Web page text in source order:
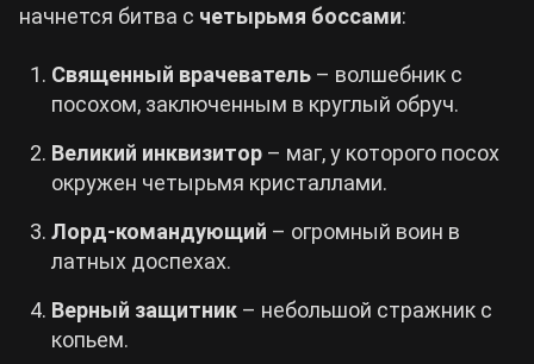
начнется битва с четырьмя боссами:
Священный врачеватель – волшебник с
посохом, заключенным в круглый обруч.
Великий инквизитор – маг, у которого посох
окружен четырьмя кристаллами.
Лорд-командующий – огромный воин в
латных доспехах.
Верный защитник – небольшой стражник с
копьем.